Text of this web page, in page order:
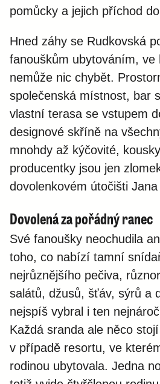
pomůcky a jejich příchod
Hned záhy se Rudkovská
fanouškům ubytováním, ve
nemůže nic chybět.
společenská místnost, bar
vlastní terasa se vstupem
designové skříně na
mnohdy až kýčovité,
producentky jsou jen
dovolenkovém útočišti
Dovolená za pořádný ranec
Své fanoušky neochudila
toho, co nabízí tamní
nejrůznějšího pečiva,
salátů, džusů, šťáv, sýrů a
nejspíš vybral i ten
Každá sranda ale něco
v případě resortu, ve
rodinou ubytovala. Jedna